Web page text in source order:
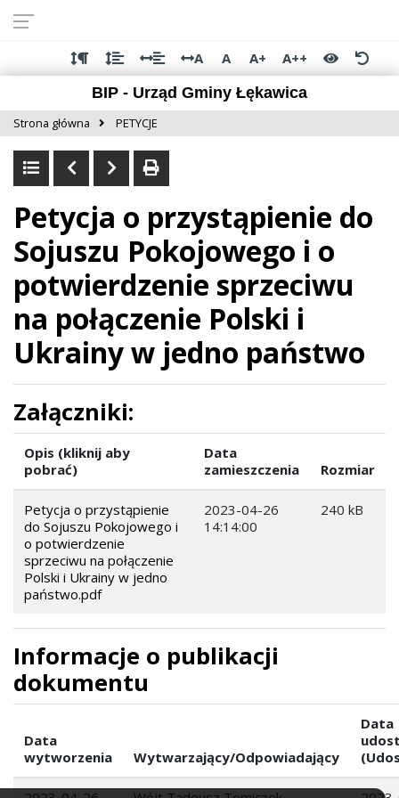
dostępności
głównej
treści
menu
stopki
A A A+
A++
BIP - Urząd Gminy Łękawica
Strona główna PETYCJE
Petycja o przystąpienie do
Sojuszu Pokojowego i o
potwierdzenie sprzeciwu
na połączenie Polski i
Ukrainy w jedno państwo
Załączniki:
Opis (kliknij aby
pobrać)
Data
zamieszczenia
Rozmiar
Petycja o przystąpienie
do Sojuszu Pokojowego i
o potwierdzenie
sprzeciwu na połączenie
Polski i Ukrainy w jedno
państwo.pdf
2023-04-26
14:14:00
240 kB
Informacje o publikacji
dokumentu
Data
wytworzenia
Wytwarzający/Odpowiadający
Data